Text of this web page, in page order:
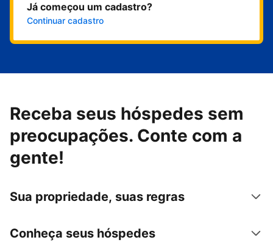
Já começou um cadastro?
Continuar cadastro
Receba seus hóspedes sem
preocupações. Conte com a
gente!
Sua propriedade, suas regras
Conheça seus hóspedes